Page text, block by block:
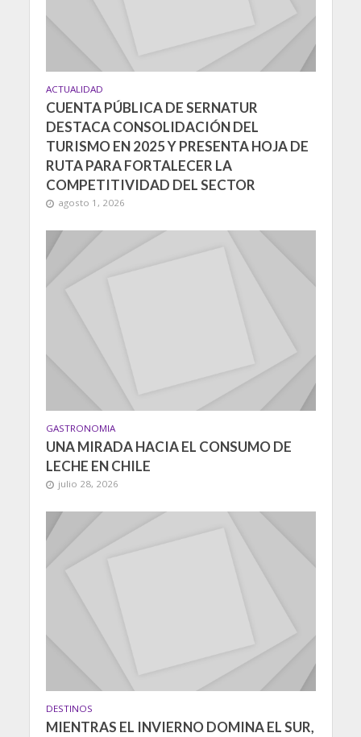
ACTUALIDAD
CUENTA PÚBLICA DE SERNATUR
DESTACA CONSOLIDACIÓN DEL
TURISMO EN 2025 Y PRESENTA HOJA DE
RUTA PARA FORTALECER LA
COMPETITIVIDAD DEL SECTOR
agosto 1, 2026
GASTRONOMIA
UNA MIRADA HACIA EL CONSUMO DE
LECHE EN CHILE
julio 28, 2026
DESTINOS
MIENTRAS EL INVIERNO DOMINA EL SUR,